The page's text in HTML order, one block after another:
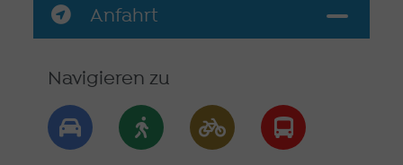
Anfahrt
Navigieren zu